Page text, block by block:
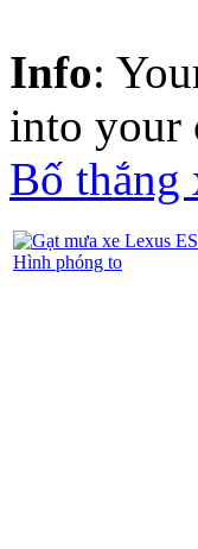
Info:
into your
Bố thắng
Hình phóng to